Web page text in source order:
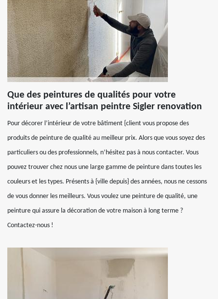
Que des peintures de qualités pour votre
intérieur avec l’artisan peintre Sigler renovation
Pour décorer l’intérieur de votre bâtiment {client vous propose des
produits de peinture de qualité au meilleur prix. Alors que vous soyez des
particuliers ou des professionnels, n’hésitez pas à nous contacter. Vous
pouvez trouver chez nous une large gamme de peinture dans toutes les
couleurs et les types. Présents à {ville depuis} des années, nous ne cessons
de vous donner les meilleurs. Vous voulez une peinture de qualité, une
peinture qui assure la décoration de votre maison à long terme ?
Contactez-nous !